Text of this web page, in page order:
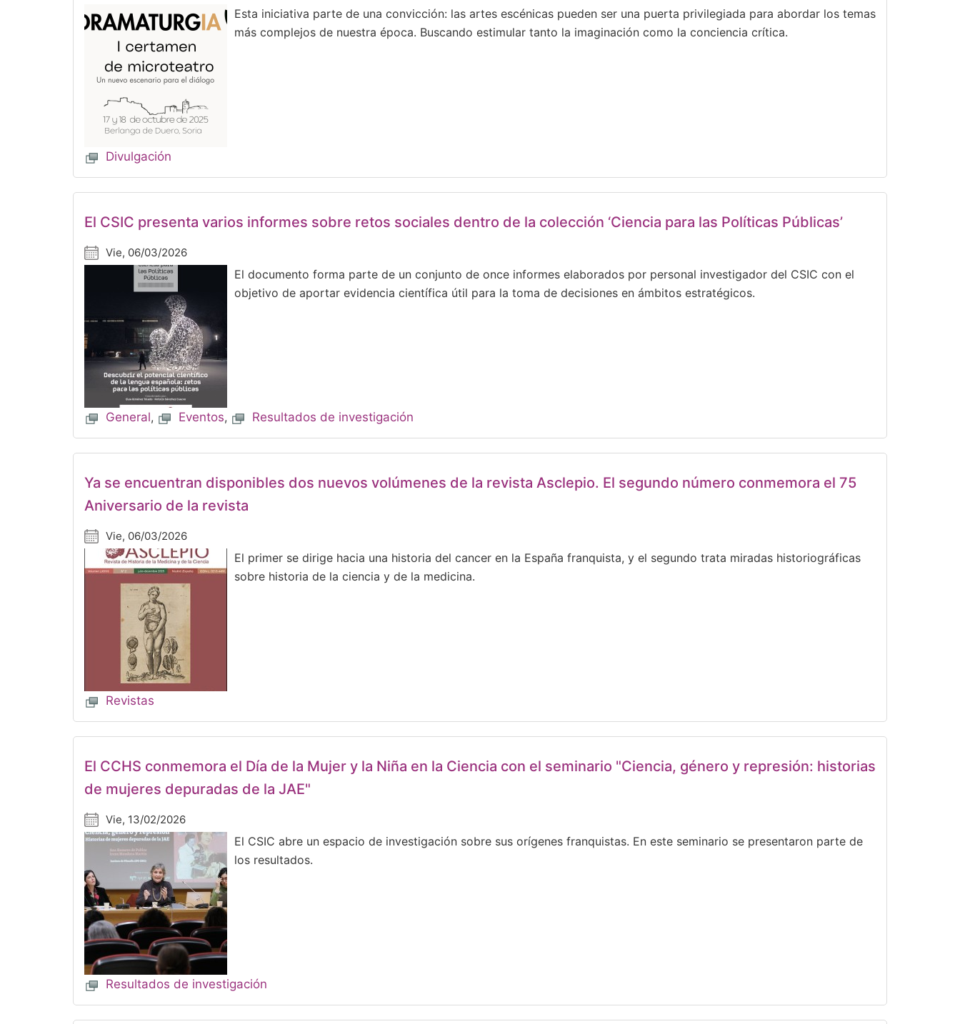
Esta iniciativa parte de una convicción: las artes escénicas pueden ser una puerta privilegiada para abordar los temas
más complejos de nuestra época. Buscando estimular tanto la imaginación como la conciencia crítica.
Divulgación
El CSIC presenta varios informes sobre retos sociales dentro de la colección ‘Ciencia para las Políticas Públicas’
Vie, 06/03/2026
El documento forma parte de un conjunto de once informes elaborados por personal investigador del CSIC con el
objetivo de aportar evidencia científica útil para la toma de decisiones en ámbitos estratégicos.
General, Eventos, Resultados de investigación
Ya se encuentran disponibles dos nuevos volúmenes de la revista Asclepio. El segundo número conmemora el 75
Aniversario de la revista
Vie, 06/03/2026
El primer se dirige hacia una historia del cancer en la España franquista, y el segundo trata miradas historiográficas
sobre historia de la ciencia y de la medicina.
Revistas
El CCHS conmemora el Día de la Mujer y la Niña en la Ciencia con el seminario "Ciencia, género y represión: historias
de mujeres depuradas de la JAE"
Vie, 13/02/2026
El CSIC abre un espacio de investigación sobre sus orígenes franquistas. En este seminario se presentaron parte de
los resultados.
Resultados de investigación